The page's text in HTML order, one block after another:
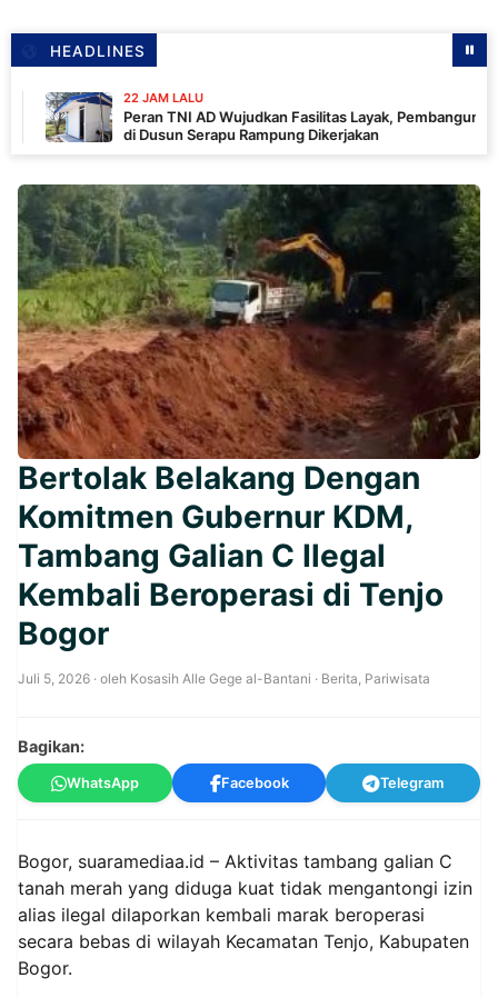
HEADLINES
22 JAM LALU
Peran TNI AD Wujudkan Fasilitas Layak, Pembangunan MCK
di Dusun Serapu Rampung Dikerjakan
‎Bertolak Belakang Dengan
Komitmen Gubernur KDM,
Tambang Galian C Ilegal
Kembali Beroperasi di Tenjo
Bogor
Juli 5, 2026 · oleh Kosasih Alle Gege al-Bantani · Berita, Pariwisata
Bagikan:
WhatsApp Facebook Telegram
‎Bogor, suaramediaa.id – Aktivitas tambang galian C
tanah merah yang diduga kuat tidak mengantongi izin
alias ilegal dilaporkan kembali marak beroperasi
secara bebas di wilayah Kecamatan Tenjo, Kabupaten
Bogor.